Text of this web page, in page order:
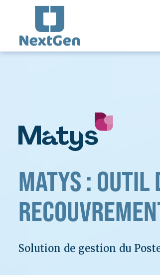
MATYS : OUTIL
Solution de gestion du